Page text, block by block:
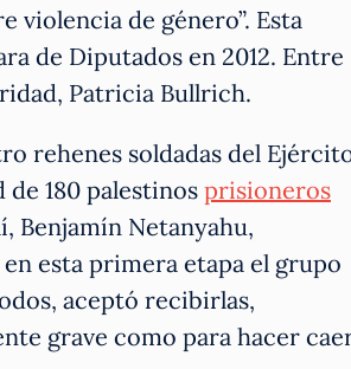
violencia de género”. Esta
de Diputados en 2012. Entre
Patricia Bullrich.
rehenes soldadas del
180 palestinos prisioneros
Benjamín Netanyahu,
esta primera etapa el grupo
aceptó recibirlas,
grave como para hacer